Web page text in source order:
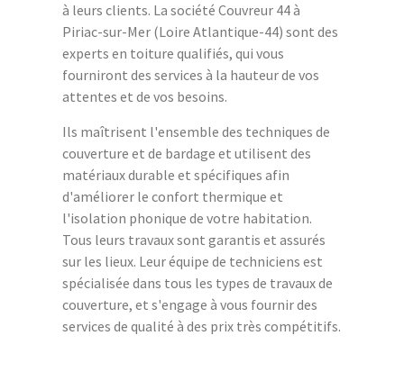
à leurs clients. La société Couvreur 44 à
Piriac-sur-Mer (Loire Atlantique-44) sont des
experts en toiture qualifiés, qui vous
fourniront des services à la hauteur de vos
attentes et de vos besoins.
Ils maîtrisent l'ensemble des techniques de
couverture et de bardage et utilisent des
matériaux durable et spécifiques afin
d'améliorer le confort thermique et
l'isolation phonique de votre habitation.
Tous leurs travaux sont garantis et assurés
sur les lieux. Leur équipe de techniciens est
spécialisée dans tous les types de travaux de
couverture, et s'engage à vous fournir des
services de qualité à des prix très compétitifs.